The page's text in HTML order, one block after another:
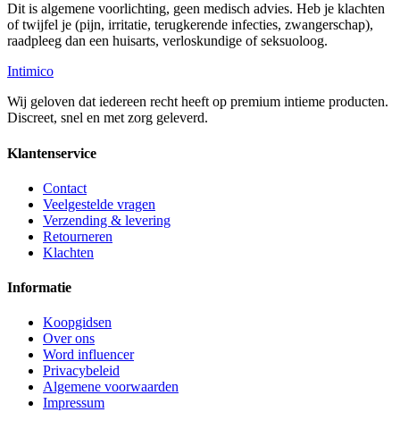
Dit is algemene voorlichting, geen medisch advies. Heb je klachten
of twijfel je (pijn, irritatie, terugkerende infecties, zwangerschap),
raadpleeg dan een huisarts, verloskundige of seksuoloog.
Intimico
Wij geloven dat iedereen recht heeft op premium intieme producten.
Discreet, snel en met zorg geleverd.
Klantenservice
Contact
Veelgestelde vragen
Verzending & levering
Retourneren
Klachten
Informatie
Koopgidsen
Over ons
Word influencer
Privacybeleid
Algemene voorwaarden
Impressum